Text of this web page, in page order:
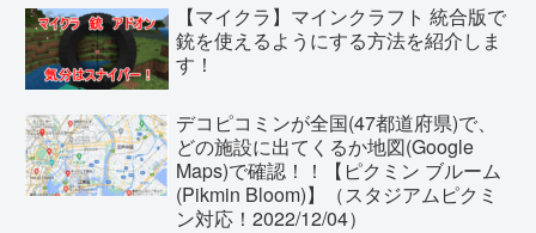
【マイクラ】マインクラフト 統合版で
銃を使えるようにする方法を紹介しま
す！
デコピコミンが全国(47都道府県)で、
どの施設に出てくるか地図(Google
Maps)で確認！！【ピクミン ブルーム
(Pikmin Bloom)】（スタジアムピクミ
ン対応！2022/12/04）